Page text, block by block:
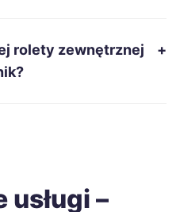
276 zł
rolety zewnętrznej
+
usługi –